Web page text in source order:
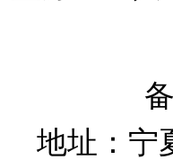
地址：